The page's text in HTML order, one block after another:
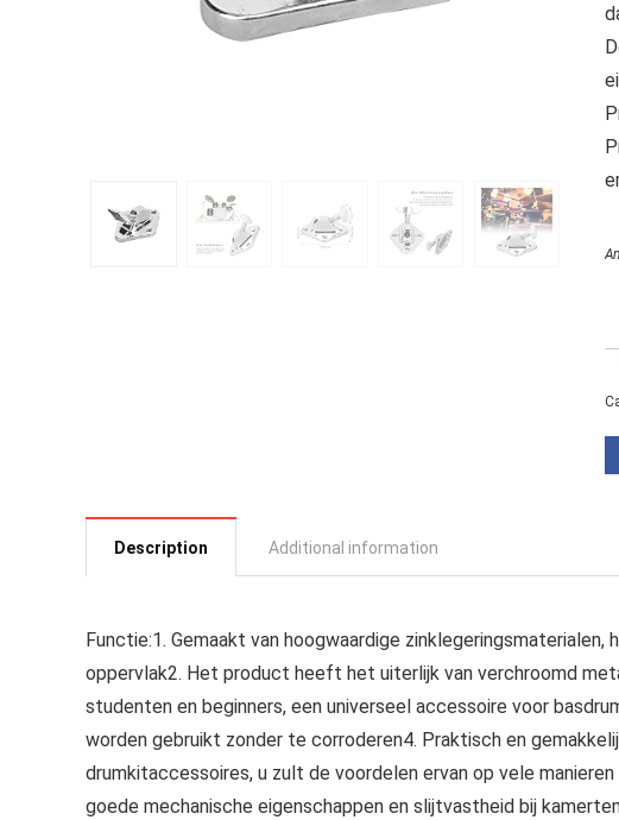
Description Additional information
Functie:1. Gemaakt van hoogwaardige
oppervlak2. Het product heeft het uiterlijk van verchroomd
studenten en beginners, een universeel accessoire voor
worden gebruikt zonder te corroderen4. Praktisch en
drumkitaccessoires, u zult de voordelen ervan op vele
goede mechanische eigenschappen en slijtvastheid bij